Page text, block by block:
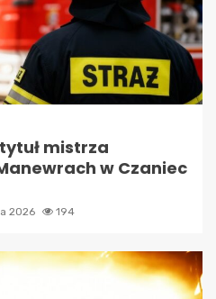
mistrza
w Czaniec
2026 194